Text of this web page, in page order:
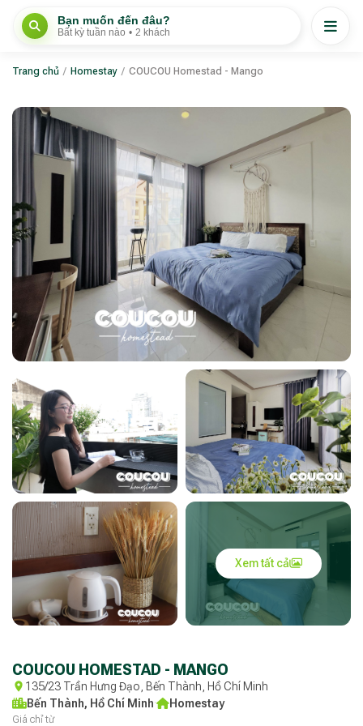
Bạn muốn đến đâu?
Bất kỳ tuần nào • 2 khách
Trang chủ / Homestay / COUCOU Homestad - Mango
Xem tất cả
COUCOU HOMESTAD - MANGO
135/23 Trần Hưng Đạo, Bến Thành, Hồ Chí Minh
Bến Thành, Hồ Chí Minh· Homestay
Giá chỉ từ